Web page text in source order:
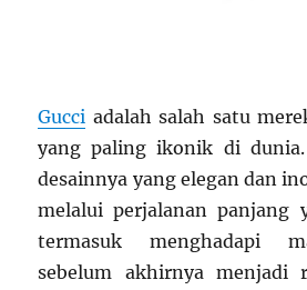
Gucci adalah salah satu
yang paling ikonik di dunia.
desainnya yang elegan dan
melalui perjalanan panjang
termasuk menghadapi
sebelum akhirnya menjadi